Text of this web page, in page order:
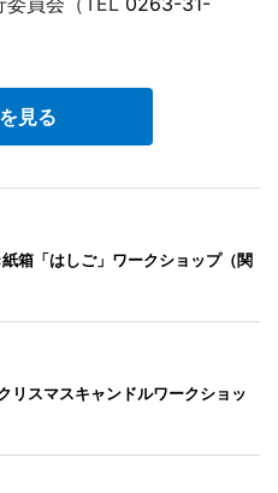
見る
箱「はしご」ワークショップ（関
リスマスキャンドルワークショッ